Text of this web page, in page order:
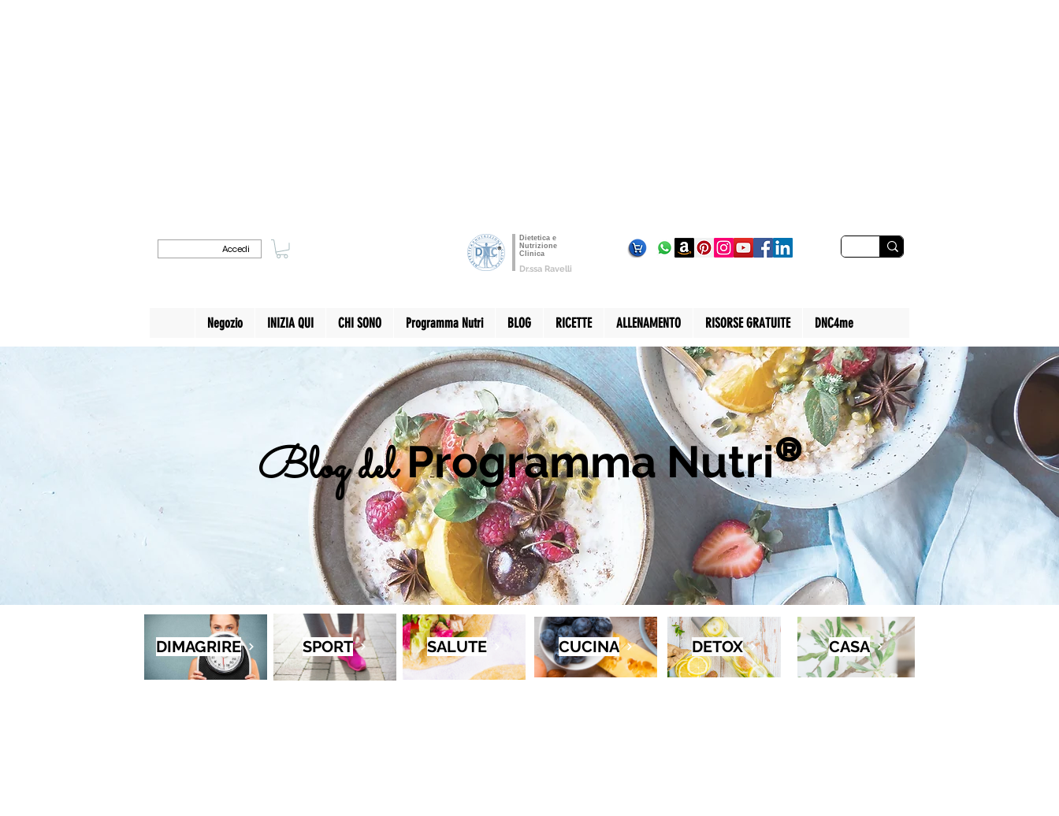
Accedi
Dietetica e
Nutrizione
Clinica
Dr.ssa Ravelli
Negozio INIZIA QUI CHI SONO Programma Nutri BLOG RICETTE ALLENAMENTO RISORSE GRATUITE DNC4me
Blog delProgramma Nutri®
DIMAGRIRE SPORT SALUTE CUCINA DETOX CASA